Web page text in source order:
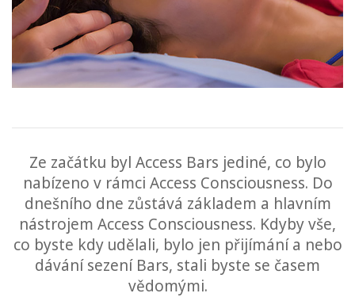
Učte
Access
Bars
Globální
kurz
Access
Bars
Ze začátku byl Access Bars jediné, co bylo
nabízeno v rámci Access Consciousness. Do
dnešního dne zůstává základem a hlavním
nástrojem Access Consciousness. Kdyby vše,
co byste kdy udělali, bylo jen přijímání a nebo
dávání sezení Bars, stali byste se časem
vědomými.